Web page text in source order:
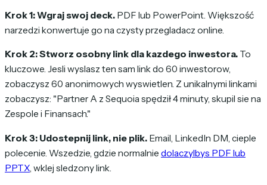
Krok 1: Wgraj swoj deck. PDF lub PowerPoint. Większość
narzedzi konwertuje go na czysty przegladacz online.
Krok 2: Stworz osobny link dla kazdego inwestora. To
kluczowe. Jesli wyslasz ten sam link do 60 inwestorow,
zobaczysz 60 anonimowych wyswietlen. Z unikalnymi linkami
zobaczysz: "Partner A z Sequoia spędził 4 minuty, skupil sie na
Zespole i Finansach."
Krok 3: Udostepnij link, nie plik. Email, LinkedIn DM, cieple
polecenie. Wszedzie, gdzie normalnie dolaczylbys PDF lub
PPTX , wklej sledzony link.